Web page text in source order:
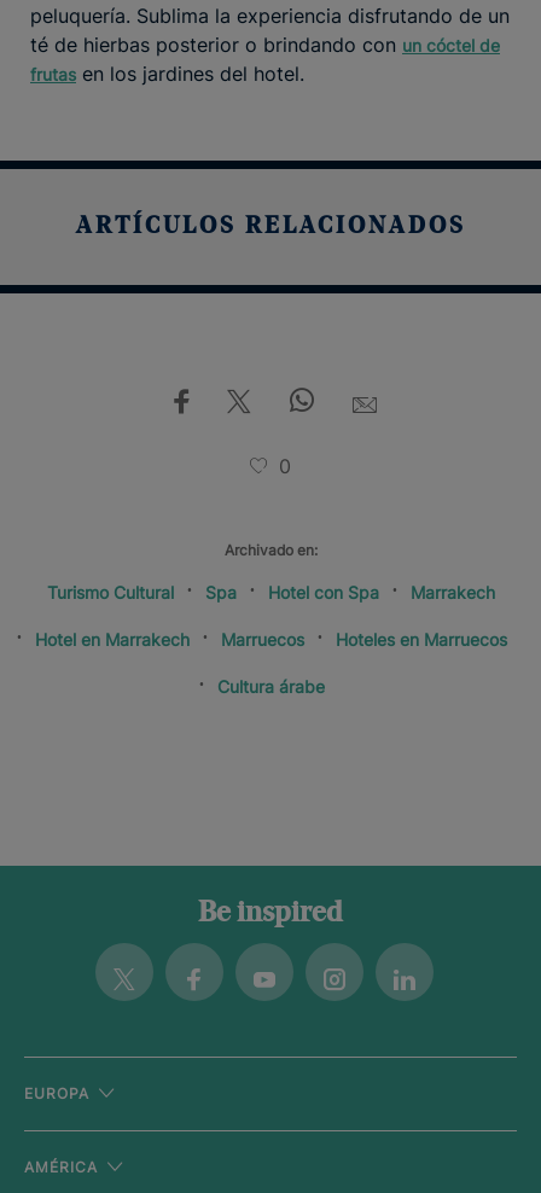
peluquería. Sublima la experiencia disfrutando de un
té de hierbas posterior o brindando con un cóctel de
frutas en los jardines del hotel.
ARTÍCULOS RELACIONADOS
0
Archivado en:
Turismo Cultural Spa Hotel con Spa Marrakech
Hotel en Marrakech Marruecos Hoteles en Marruecos
Cultura árabe
Be inspired
Twitter FacebookYoutubeInstagramLinkedin
EUROPA
AMÉRICA